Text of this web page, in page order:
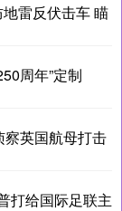
雷反伏击车 瞄
周年”定制
英国航母打击
打给国际足联主